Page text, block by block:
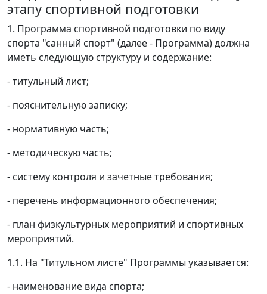
этапу спортивной подготовки
1. Программа спортивной подготовки по виду
спорта "санный спорт" (далее - Программа) должна
иметь следующую структуру и содержание:
- титульный лист;
- пояснительную записку;
- нормативную часть;
- методическую часть;
- систему контроля и зачетные требования;
- перечень информационного обеспечения;
- план физкультурных мероприятий и спортивных
мероприятий.
1.1. На "Титульном листе" Программы указывается:
- наименование вида спорта;